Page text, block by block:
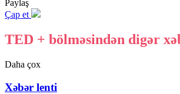
Paylaş
Çap et
TED + bölməsindən digər
Daha çox
Xəbər lenti